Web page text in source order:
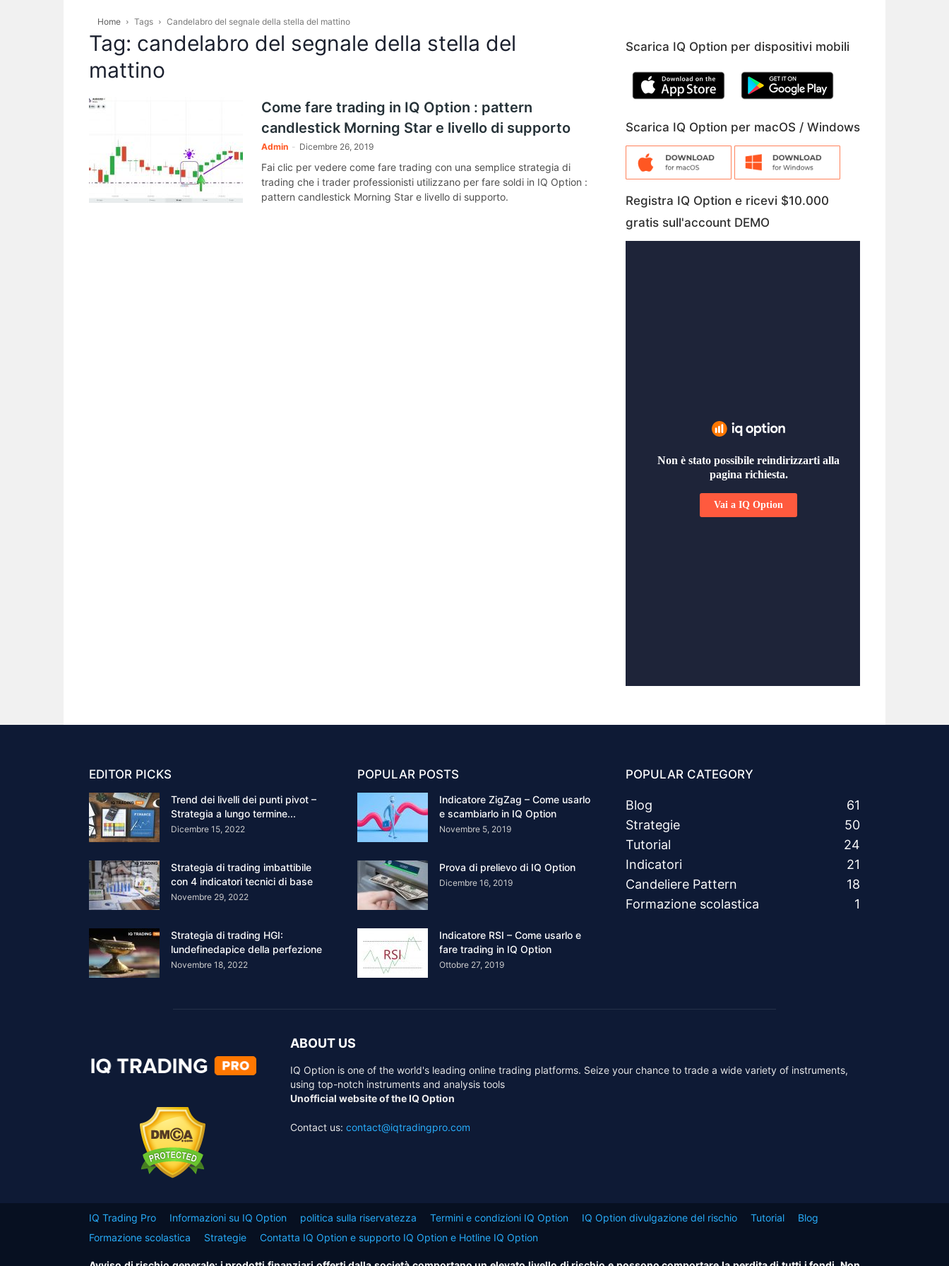
Home Tags Candelabro del segnale della stella del mattino
Tag: candelabro del segnale della stella del
mattino
Come fare trading in IQ Option : pattern
candlestick Morning Star e livello di supporto
Admin - Dicembre 26, 2019
Fai clic per vedere come fare trading con una semplice strategia di
trading che i trader professionisti utilizzano per fare soldi in IQ Option :
pattern candlestick Morning Star e livello di supporto.
Scarica IQ Option per dispositivi mobili
Scarica IQ Option per macOS / Windows
Registra IQ Option e ricevi $10.000
gratis sull'account DEMO
EDITOR PICKS
Trend dei livelli dei punti pivot –
Strategia a lungo termine...
Dicembre 15, 2022
Strategia di trading imbattibile
con 4 indicatori tecnici di base
Novembre 29, 2022
Strategia di trading HGI:
lundefinedapice della perfezione
Novembre 18, 2022
POPULAR POSTS
Indicatore ZigZag – Come usarlo
e scambiarlo in IQ Option
Novembre 5, 2019
Prova di prelievo di IQ Option
Dicembre 16, 2019
Indicatore RSI – Come usarlo e
fare trading in IQ Option
Ottobre 27, 2019
POPULAR CATEGORY
Blog
61
Strategie
50
Tutorial
24
Indicatori
21
Candeliere Pattern
18
Formazione scolastica
1
ABOUT US
IQ Option is one of the world's leading online trading platforms. Seize your chance to trade a wide variety of instruments,
using top-notch instruments and analysis tools
Unofficial website of the IQ Option
Contact us: contact@iqtradingpro.com
IQ Trading Pro Informazioni su IQ Option politica sulla riservatezza Termini e condizioni IQ Option IQ Option divulgazione del rischio Tutorial
Blog
Formazione scolastica
Strategie Contatta IQ Option e supporto IQ Option e Hotline IQ Option